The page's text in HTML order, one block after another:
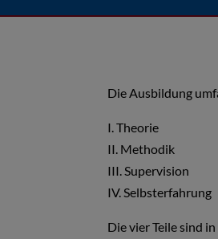
Die Ausbildung
I. Theorie
II. Methodik
III. Supervision
IV. Selbsterfahrung
Die vier Teile sind